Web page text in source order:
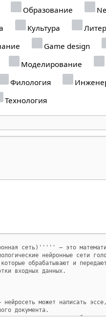
Образование
Культура
Game design
Моделирование
Филология
Технология